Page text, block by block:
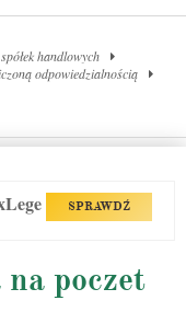
handlowych
odpowiedzialnością
SPRAWDŹ
poczet